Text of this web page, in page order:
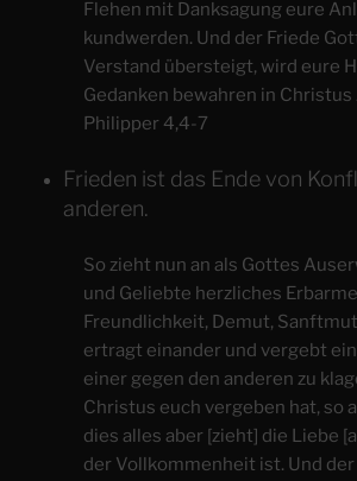
Flehen mit Danksagung eure
kundwerden. Und der Friede
Verstand übersteigt, wird eure
Gedanken bewahren in Christus
Philipper 4,4-7
Frieden ist das Ende von
anderen.
So zieht nun an als Gottes
und Geliebte herzliches
Freundlichkeit, Demut,
ertragt einander und vergebt
einer gegen den anderen zu
Christus euch vergeben hat, so
dies alles aber [zieht] die Liebe
der Vollkommenheit ist. Und